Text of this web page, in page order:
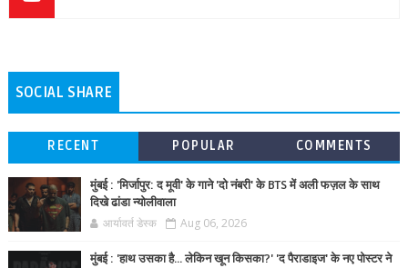
SOCIAL SHARE
RECENT POPULAR COMMENTS
मुंबई : 'मिर्जापुर: द मूवी' के गाने 'दो नंबरी' के BTS में अली फज़ल के साथ
दिखे ढांडा न्योलीवाला
आर्यावर्त डेस्क Aug 06, 2026
मुंबई : 'हाथ उसका है... लेकिन खून किसका?' 'द पैराडाइज' के नए पोस्टर ने